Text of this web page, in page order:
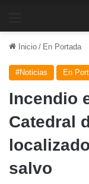
Inicio / En Portada
#Noticias En
Incendio
Catedral
salvo